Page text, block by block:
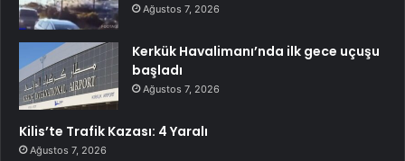
Ağustos 7, 2026
Kerkük Havalimanı’nda ilk gece uçuşu
başladı
Ağustos 7, 2026
Kilis’te Trafik Kazası: 4 Yaralı
Ağustos 7, 2026